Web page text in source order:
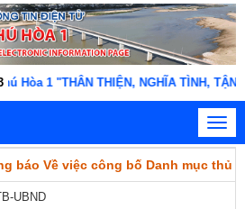
"THÂN THIỆN, NGHĨA TÌNH, TẬN TỤY,
báo Về việc công bố Danh mục
UBND